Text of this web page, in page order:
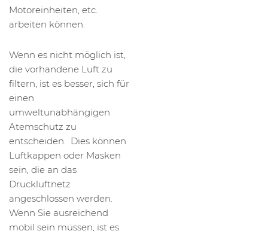
Motoreinheiten, etc.
arbeiten können.
Wenn es nicht möglich ist,
die vorhandene Luft zu
filtern, ist es besser, sich für
einen
umweltunabhängigen
Atemschutz zu
entscheiden. Dies können
Luftkappen oder Masken
sein, die an das
Druckluftnetz
angeschlossen werden.
Wenn Sie ausreichend
mobil sein müssen, ist es